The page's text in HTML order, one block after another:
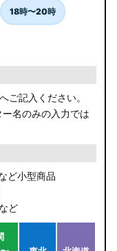
18時〜20時
ご記入ください。
名のみの入力では
ど小型商品
ど